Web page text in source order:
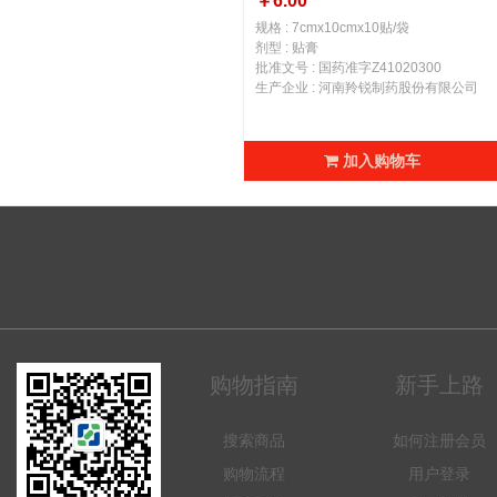
规格 : 7cmx10cmx10贴/袋
剂型 : 贴膏
批准文号 : 国药准字Z41020300
生产企业 : 河南羚锐制药股份有限公司
加入购物车
购物指南
搜索商品
购物流程
新手上路
如何注册会员
用户登录